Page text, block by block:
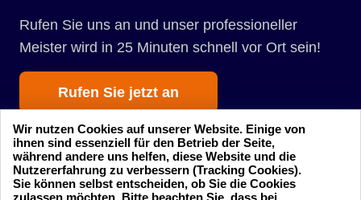
Rufen Sie uns an und unser professioneller
Meister wird in 25 Minuten schnell vor Ort sein!
Rufen Sie jetzt an
Wir nutzen Cookies auf unserer Website. Einige von
ihnen sind essenziell für den Betrieb der Seite,
während andere uns helfen, diese Website und die
Nutzererfahrung zu verbessern (Tracking Cookies).
Sie können selbst entscheiden, ob Sie die Cookies
zulassen möchten. Bitte beachten Sie, dass bei